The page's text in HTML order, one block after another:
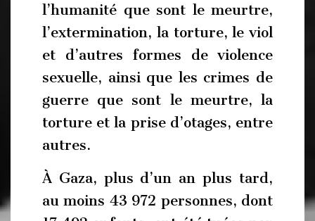
l’humanité que sont le meurtre,
l’extermination, la torture, le viol
et d’autres formes de violence
sexuelle, ainsi que les crimes de
guerre que sont le meurtre, la
torture et la prise d’otages, entre
autres.
À Gaza, plus d’un an plus tard,
au moins 43 972 personnes, dont